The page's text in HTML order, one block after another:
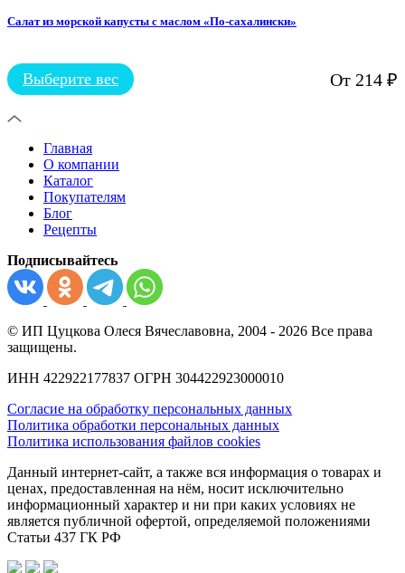
Салат из морской капусты с маслом «По-сахалински»
От 214 ₽
Выберите вес
Этот
имеет
вариаций.
Опции
можно
выбрать
странице
Главная
О компании
Каталог
Покупателям
Блог
Рецепты
Подписывайтесь
© ИП Цуцкова Олеся Вячеславовна, 2004 - 2026 Все права
защищены.
ИНН 422922177837 ОГРН 304422923000010
Согласие на обработку персональных данных
Политика обработки персональных данных
Политика использования файлов cookies
Данный интернет-сайт, а также вся информация о товарах и
ценах, предоставленная на нём, носит исключительно
информационный характер и ни при каких условиях не
является публичной офертой, определяемой положениями
Статьи 437 ГК РФ